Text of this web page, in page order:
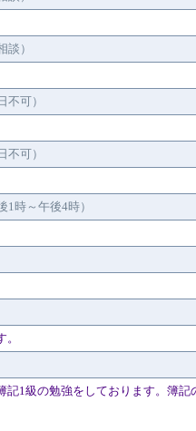
）
可）
可）
1時～午後4時）
記1級の勉強をしております。簿